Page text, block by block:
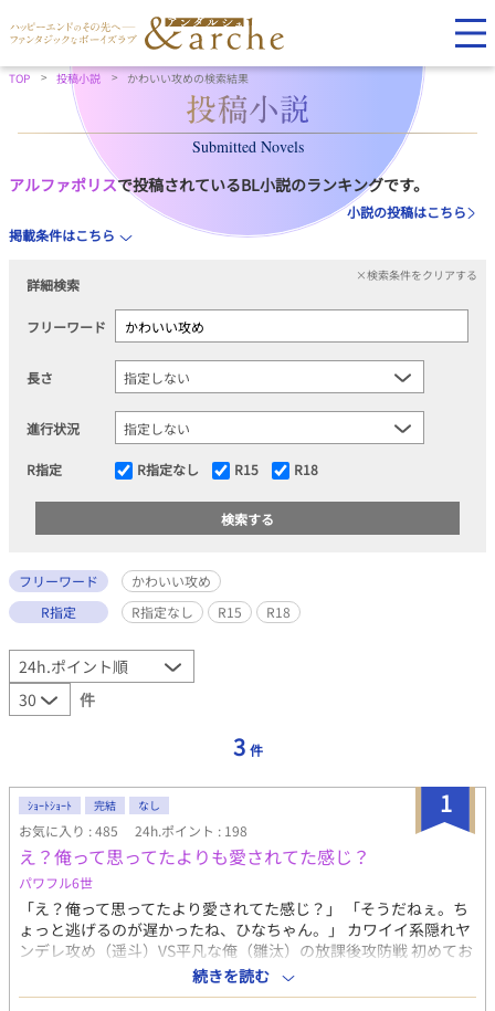
TOP 投稿小説 かわいい攻めの検索結果
Submitted Novels
アルファポリスで投稿されているBL小説のランキングです。
小説の投稿はこちら
掲載条件はこちら
詳細検索
×検索条件をクリアする
フリーワード
長さ
進行状況
R指定 R指定なし R15 R18
フリーワード
かわいい攻め
R指定
R指定なし R15 R18
件
3 件
1
ｼｮｰﾄｼｮｰﾄ 完結 なし
お気に入り : 485 24h.ポイント : 198
え？俺って思ってたよりも愛されてた感じ？
パワフル6世
「え？俺って思ってたより愛されてた感じ？」 「そうだねぇ。ち
ょっと逃げるのが遅かったね、ひなちゃん。」 カワイイ系隠れヤ
ンデレ攻め（遥斗）VS平凡な俺（雛汰）の放課後攻防戦 初めてお
話書きます。拙いですが、ご容赦ください。愛はたっぷり込めま
した！ その後のお話もあるので良ければ
続きを読む